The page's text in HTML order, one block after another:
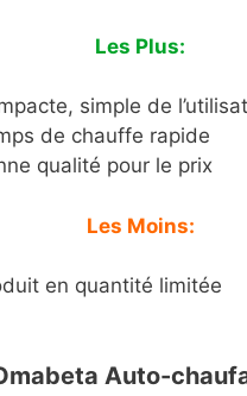
Les Plus:
simple de
de chauffe rapide
qualité pour le prix
Les Moins:
en quantité limitée
Auto-